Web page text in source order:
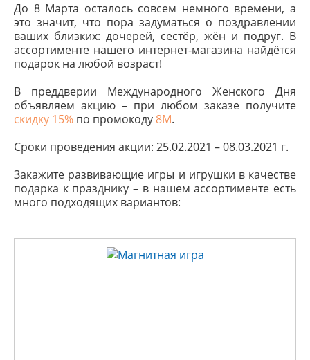
До 8 Марта осталось совсем немного времени, а
это значит, что пора задуматься о поздравлении
ваших близких: дочерей, сестёр, жён и подруг. В
ассортименте нашего интернет-магазина найдётся
подарок на любой возраст!
В преддверии Международного Женского Дня
объявляем акцию – при любом заказе получите
скидку 15% по промокоду8М.
Сроки проведения акции: 25.02.2021 – 08.03.2021 г.
Закажите развивающие игры и игрушки в качестве
подарка к празднику – в нашем ассортименте есть
много подходящих вариантов: